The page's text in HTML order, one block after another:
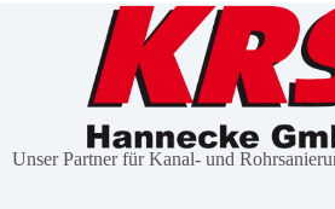
Unser Partner für Kanal- und